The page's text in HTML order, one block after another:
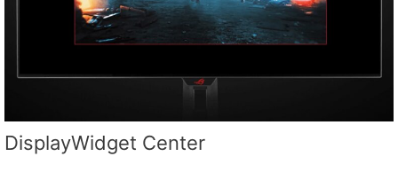
DisplayWidget Center